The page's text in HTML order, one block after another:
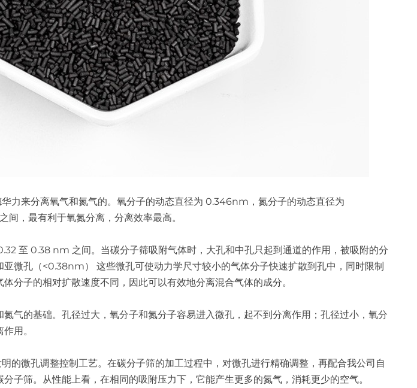
来分离氧气和氮气的。氧分子的动态直径为 0.346nm，氮分子的动态直径为
，最有利于氧氮分离，分离效率最高。
至 0.38 nm 之间。当碳分子筛吸附气体时，大孔和中孔只起到通道的作用，被吸附的分
微孔（<0.38nm） 这些微孔可使动力学尺寸较小的气体分子快速扩散到孔中，同时限制
分子的相对扩散速度不同，因此可以有效地分离混合气体的成分。
的基础。孔径过大，氧分子和氮分子容易进入微孔，起不到分离作用；孔径过小，氧分
用。
微孔调整控制工艺。在碳分子筛的加工过程中，对微孔进行精确调整，再配合我公司自
子筛。从性能上看，在相同的吸附压力下，它能产生更多的氮气，消耗更少的空气。